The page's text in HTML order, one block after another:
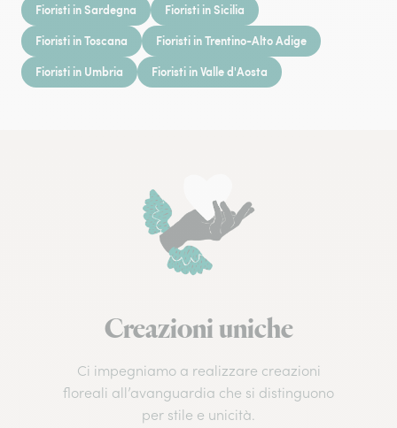
Fioristi in Sardegna
Fioristi in Sicilia
Fioristi in Toscana
Fioristi in Trentino-Alto Adige
Fioristi in Umbria
Fioristi in Valle d'Aosta
Creazioni uniche
Ci impegniamo a realizzare creazioni
floreali all’avanguardia che si distinguono
per stile e unicità.